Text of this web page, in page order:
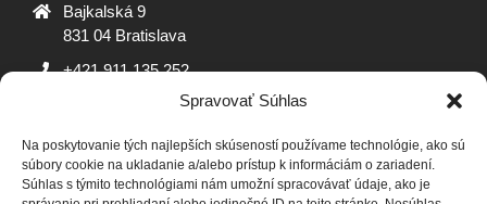
Spravovať Súhlas
Na poskytovanie tých najlepších skúseností používame technológie, ako sú
súbory cookie na ukladanie a/alebo prístup k informáciám o zariadení.
Súhlas s týmito technológiami nám umožní spracovávať údaje, ako je
Bajkalská 9
831 04 Bratislava
+421 911 135 252
ADROSKO
Stanovy OZ Ochrana osobných údajov Zásady